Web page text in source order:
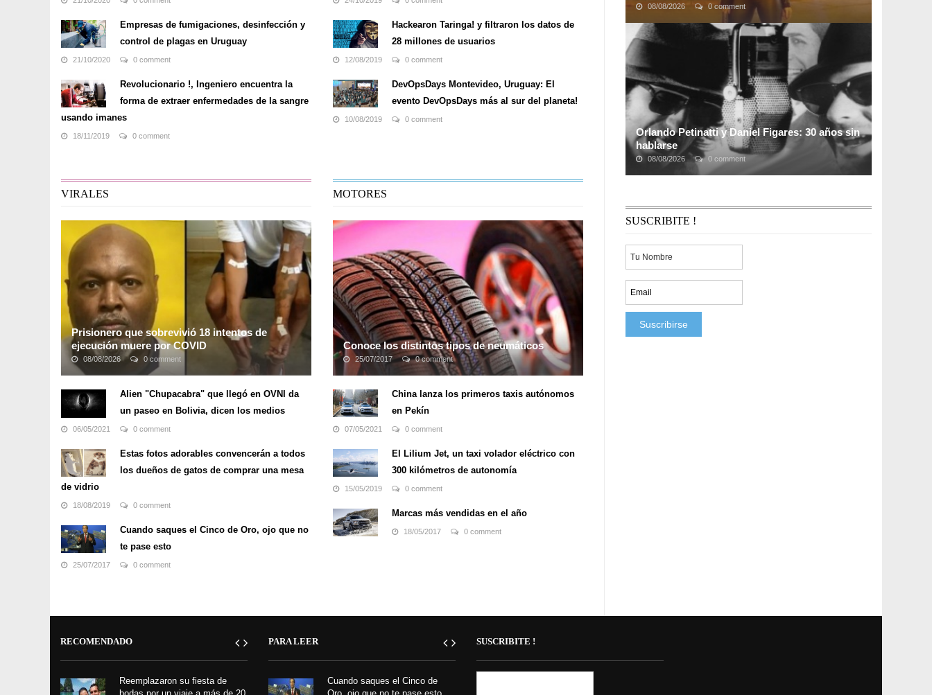
Empresas de fumigaciones, desinfección y
control de plagas en Uruguay
21/10/2020 0 comment
Revolucionario !, Ingeniero encuentra la
forma de extraer enfermedades de la sangre
usando imanes
18/11/2019 0 comment
Hackearon Taringa! y filtraron los datos de
28 millones de usuarios
12/08/2019 0 comment
DevOpsDays Montevideo, Uruguay: El
evento DevOpsDays más al sur del planeta!
10/08/2019 0 comment
VIRALES
Prisionero que sobrevivió 18 intentos de
ejecución muere por COVID
08/08/2026 0 comment
Romell Broom había pasado 24 años en una prisión de
Ohio esperando ser asesinado por secuestrar, violar y
asesinar a Tryna Middleton, de 14 años, mientras
caminaba a casa en 1984. Su ejecución ...
Alien "Chupacabra" que llegó en OVNI da
un paseo en Bolivia, dicen los medios
06/05/2021 0 comment
Estas fotos adorables convencerán a todos
los dueños de gatos de comprar una mesa
de vidrio
18/08/2019 0 comment
Cuando saques el Cinco de Oro, ojo que no
te pase esto
25/07/2017 0 comment
MOTORES
Conoce los distintos tipos de neumáticos
25/07/2017 0 comment
Los neumáticos representan uno de los elementos tanto
más básicos como más importantes de cualquier auto.
Estos cauchos con forma de anillo los cuales tienen
dentro las llantas, ofrecen tracción para ...
China lanza los primeros taxis autónomos
en Pekín
07/05/2021 0 comment
El Lilium Jet, un taxi volador eléctrico con
300 kilómetros de autonomía
15/05/2019 0 comment
Marcas más vendidas en el año
18/05/2017 0 comment
08/08/2026 0 comment
Washington "Turco" Abdala compartió una foto que
despertó la polémica. El exlegislador usó Twitter para
subir una imagen de un indigente urgando en ...
Orlando Petinatti y Daniel Figares: 30 años sin
hablarse
08/08/2026 0 comment
Hablando de roturas, peleas y rencores el siguiente
SUSCRIBITE !
RECOMENDADO
Reemplazaron su fiesta de
PARA LEER
Cuando saques el Cinco de
SUSCRIBITE !